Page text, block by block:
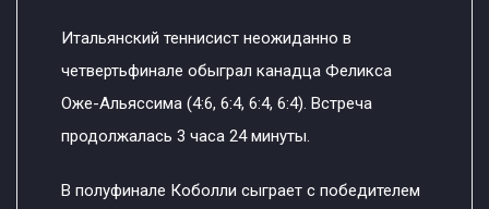
Итальянский теннисист неожиданно в
четвертьфинале обыграл канадца Феликса
Оже-Альяссима (4:6, 6:4, 6:4, 6:4). Встреча
продолжалась 3 часа 24 минуты.
В полуфинале Коболли сыграет с победителем